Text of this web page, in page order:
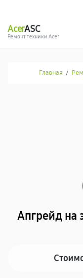
AcerASC
Ремонт техники Acer
Главная /
Апгрейд на